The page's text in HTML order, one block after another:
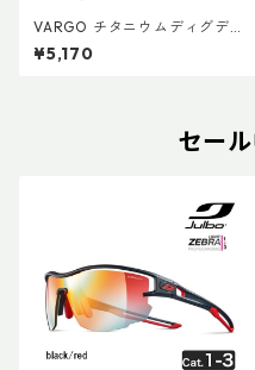
VARGO チタニウムディグディ
グツール
¥5,170
セー